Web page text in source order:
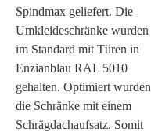
Spindmax geliefert. Die
Umkleideschränke wurden
im Standard mit Türen in
Enzianblau RAL 5010
gehalten. Optimiert wurden
die Schränke mit einem
Schrägdachaufsatz. Somit